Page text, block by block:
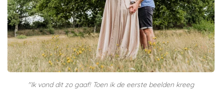
''Ik vond dit zo gaaf! Toen ik de eerste beelden kreeg